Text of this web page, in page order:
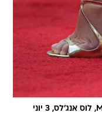
שרליז תרון בטקס פרסי הקולנוע של MTV, לוס אנג'לס, 3 יוני